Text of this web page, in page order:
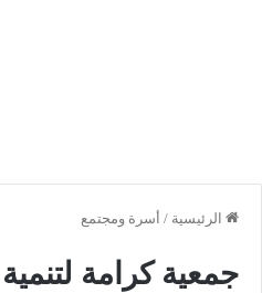
الرئيسية / أسرة ومجتمع
جمعية كرامة